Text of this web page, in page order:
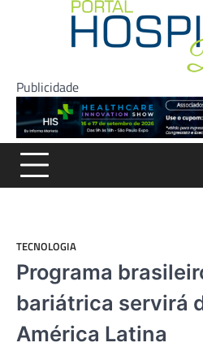
Publicidade
TECNOLOGIA
Programa
bariátrica servirá
América Latina